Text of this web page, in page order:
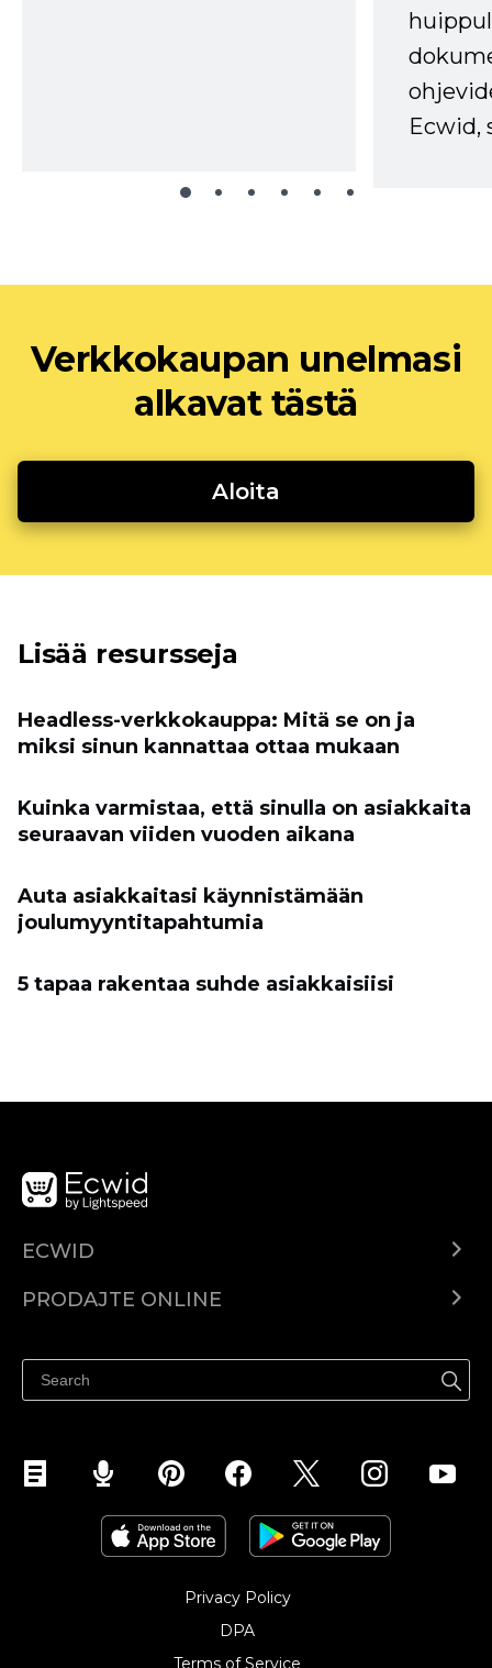
Ecwid,
Verkkokaupan unelmasi
alkavat tästä
Aloita
Lisää resursseja
Headless-verkkokauppa: Mitä se on ja
miksi sinun kannattaa ottaa mukaan
Kuinka varmistaa, että sinulla on asiakkaita
seuraavan viiden vuoden aikana
Auta asiakkaitasi käynnistämään
joulumyyntitapahtumia
5 tapaa rakentaa suhde asiakkaisiisi
ECWID
PRODAJTE ONLINE
Privacy Policy
DPA
Terms of Service